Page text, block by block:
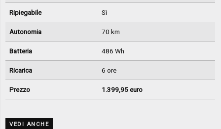
Ripiegabile Sì
Autonomia 70 km
Batteria 486 Wh
Ricarica 6 ore
Prezzo 1.399,95 euro
VEDI ANCHE